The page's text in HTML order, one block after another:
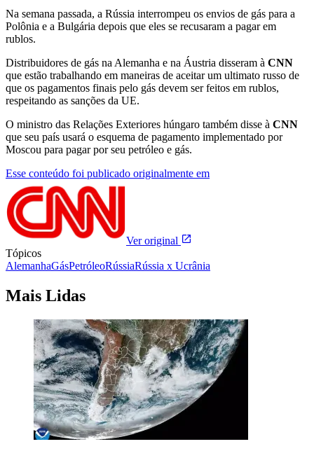
Na semana passada, a Rússia interrompeu os envios de gás para a
Polônia e a Bulgária depois que eles se recusaram a pagar em
rublos.
Distribuidores de gás na Alemanha e na Áustria disseram à CNN
que estão trabalhando em maneiras de aceitar um ultimato russo de
que os pagamentos finais pelo gás devem ser feitos em rublos,
respeitando as sanções da UE.
O ministro das Relações Exteriores húngaro também disse à CNN
que seu país usará o esquema de pagamento implementado por
Moscou para pagar por seu petróleo e gás.
Esse conteúdo foi publicado originalmente em
Ver original
Tópicos
AlemanhaGásPetróleoRússiaRússia x Ucrânia
Mais Lidas